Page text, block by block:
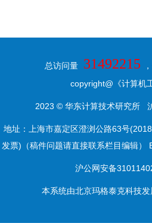
总访问量 31492215
copyright@《计算机
2023 © 华东计算技术研究所
地址：上海市嘉定区澄浏公路63号
发票)（稿件问题请直接联系栏目编辑）
沪公网安备
本系统由北京玛格泰克科技发